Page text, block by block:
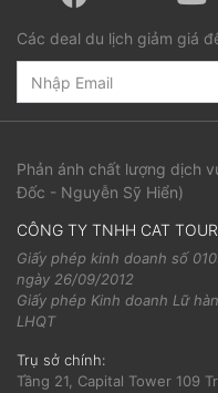
Các deal du lịch giảm giá
Phản ánh chất lượng dịch
Đốc - Nguyễn Sỹ Hiển)
CÔNG TY TNHH CAT
Giấy phép kinh doanh số
ngày 26/09/2012
Giấy phép Kinh doanh Lữ
LHQT
Trụ sở chính:
Tầng 21, Capital Tower 109